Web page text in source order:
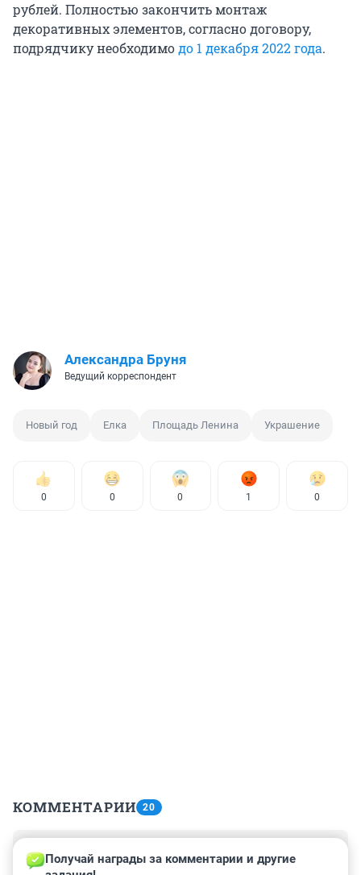
рублей. Полностью закончить монтаж
декоративных элементов, согласно договору,
подрядчику необходимодо 1 декабря 2022 года.
Александра Бруня
Ведущий корреспондент
Новый год Елка Площадь Ленина Украшение
0 0 0 1 0
КОММЕНТАРИИ 20
17 декабря 2022, 15:39
Получай награды за комментарии и другие